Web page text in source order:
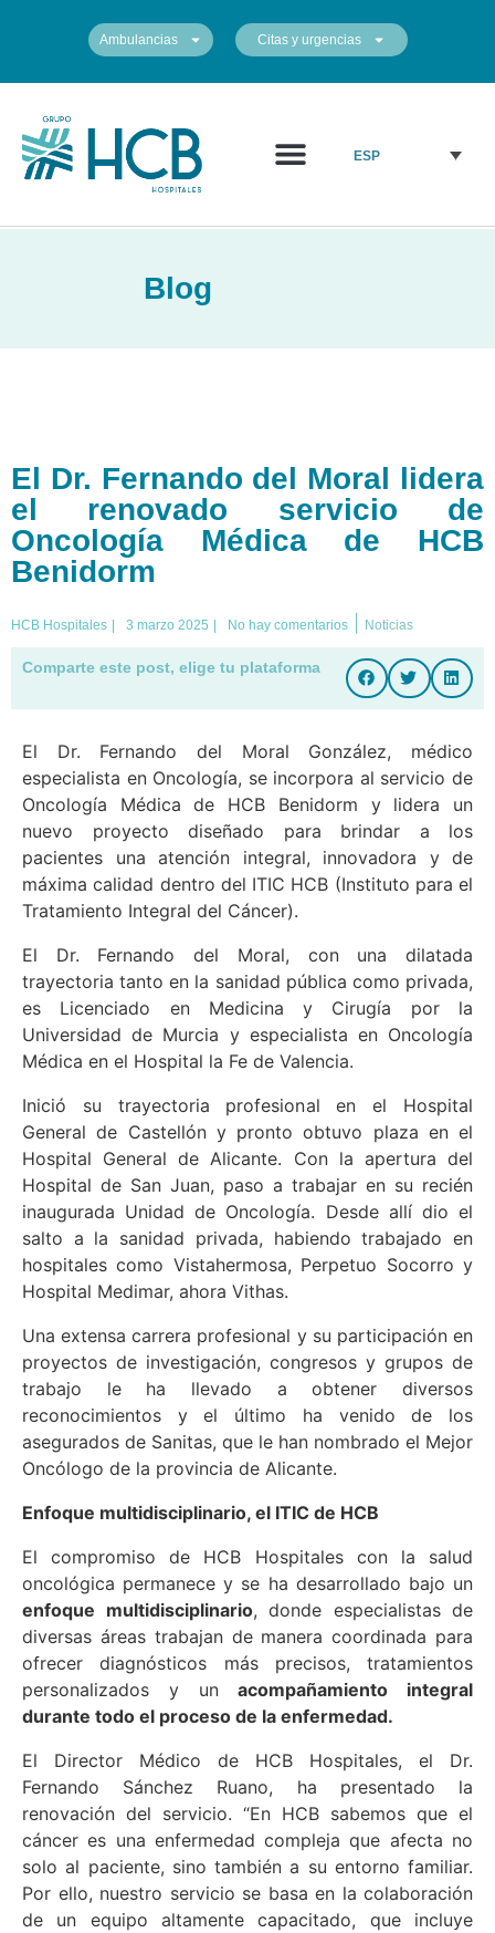
Ambulancias Citas y urgencias
ESP
Blog
El Dr. Fernando del Moral lidera
el renovado servicio de
Oncología Médica de HCB
Benidorm
HCB Hospitales | 3 marzo 2025 | No hay comentarios Noticias
Comparte este post, elige tu plataforma
El Dr. Fernando del Moral González, médico
especialista en Oncología, se incorpora al servicio de
Oncología Médica de HCB Benidorm y lidera un
nuevo proyecto diseñado para brindar a los
pacientes una atención integral, innovadora y de
máxima calidad dentro del ITIC HCB (Instituto para el
Tratamiento Integral del Cáncer).
El Dr. Fernando del Moral, con una dilatada
trayectoria tanto en la sanidad pública como privada,
es Licenciado en Medicina y Cirugía por la
Universidad de Murcia y especialista en Oncología
Médica en el Hospital la Fe de Valencia.
Inició su trayectoria profesional en el Hospital
General de Castellón y pronto obtuvo plaza en el
Hospital General de Alicante. Con la apertura del
Hospital de San Juan, paso a trabajar en su recién
inaugurada Unidad de Oncología. Desde allí dio el
salto a la sanidad privada, habiendo trabajado en
hospitales como Vistahermosa, Perpetuo Socorro y
Hospital Medimar, ahora Vithas.
Una extensa carrera profesional y su participación en
proyectos de investigación, congresos y grupos de
trabajo le ha llevado a obtener diversos
reconocimientos y el último ha venido de los
asegurados de Sanitas, que le han nombrado el Mejor
Oncólogo de la provincia de Alicante.
Enfoque multidisciplinario, el ITIC de HCB
El compromiso de HCB Hospitales con la salud
oncológica permanece y se ha desarrollado bajo un
enfoque multidisciplinario, donde especialistas de
diversas áreas trabajan de manera coordinada para
ofrecer diagnósticos más precisos, tratamientos
personalizados y unacompañamiento integral
durante todo el proceso de la enfermedad.
El Director Médico de HCB Hospitales, el Dr.
Fernando Sánchez Ruano, ha presentado la
renovación del servicio. “En HCB sabemos que el
cáncer es una enfermedad compleja que afecta no
solo al paciente, sino también a su entorno familiar.
Por ello, nuestro servicio se basa en la colaboración
de un equipo altamente capacitado, que incluye